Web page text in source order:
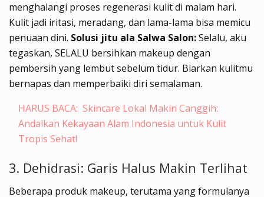
menghalangi proses regenerasi kulit di malam hari.
Kulit jadi iritasi, meradang, dan lama-lama bisa memicu
penuaan dini. Solusi jitu ala Salwa Salon:Selalu, aku
tegaskan, SELALU bersihkan makeup dengan
pembersih yang lembut sebelum tidur. Biarkan kulitmu
bernapas dan memperbaiki diri semalaman.
HARUS BACA: Skincare Lokal Makin Canggih:
Andalkan Kekayaan Alam Indonesia untuk Kulit
Tropis Sehat!
3. Dehidrasi: Garis Halus Makin Terlihat
Beberapa produk makeup, terutama yang formulanya